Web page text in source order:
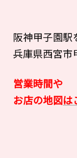
阪神甲子園駅
兵庫県西宮市
営業時間や
お店の地図